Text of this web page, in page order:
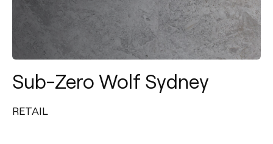
Sub-Zero Wolf Sydney
RETAIL